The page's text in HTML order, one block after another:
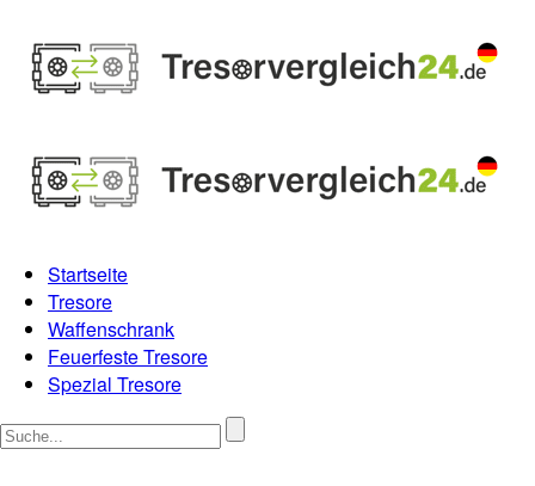
Startseite
Tresore
Waffenschrank
Feuerfeste Tresore
Spezial Tresore